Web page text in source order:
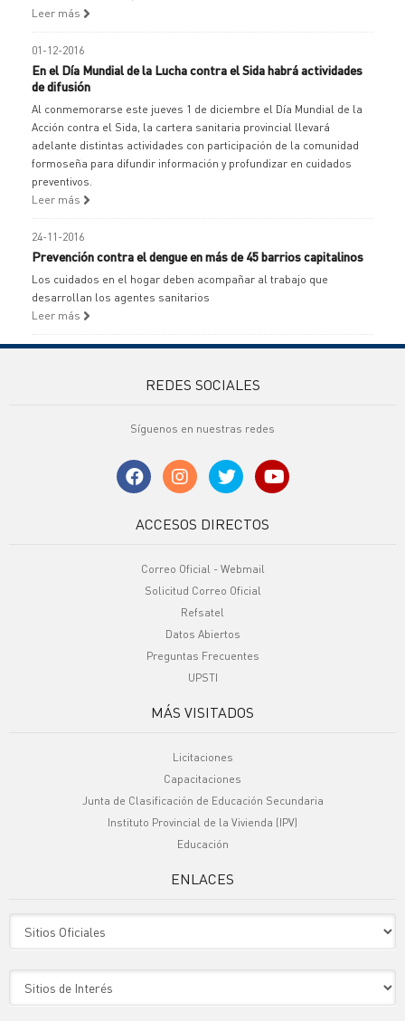
Leer más
01-12-2016
En el Día Mundial de la Lucha contra el Sida habrá actividades
de difusión
Al conmemorarse este jueves 1 de diciembre el Día Mundial de la
Acción contra el Sida, la cartera sanitaria provincial llevará
adelante distintas actividades con participación de la comunidad
formoseña para difundir información y profundizar en cuidados
preventivos.
Leer más
24-11-2016
Prevención contra el dengue en más de 45 barrios capitalinos
Los cuidados en el hogar deben acompañar al trabajo que
desarrollan los agentes sanitarios
Leer más
REDES SOCIALES
Síguenos en nuestras redes
ACCESOS DIRECTOS
Correo Oficial - Webmail
Solicitud Correo Oficial
Refsatel
Datos Abiertos
Preguntas Frecuentes
UPSTI
MÁS VISITADOS
Licitaciones
Capacitaciones
Junta de Clasificación de Educación Secundaria
Instituto Provincial de la Vivienda (IPV)
Educación
ENLACES